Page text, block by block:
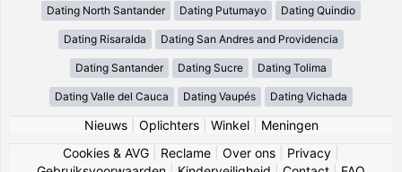
Dating North Santander Dating Putumayo Dating Quindio
Dating Risaralda Dating San Andres and Providencia
Dating Santander Dating Sucre Dating Tolima
Dating Valle del Cauca Dating Vaupés Dating Vichada
Nieuws| Oplichters| Winkel| Meningen
Cookies & AVG
Reclame Over ons Privacy